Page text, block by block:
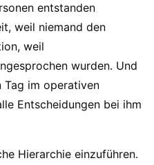
entstanden
weil niemand den
weil
wurden. Und
Tag im operativen
Entscheidungen bei ihm
Hierarchie einzuführen.